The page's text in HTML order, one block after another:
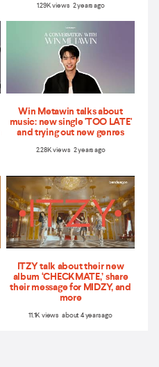
1.29K views 2 years ago
Win Metawin talks about
music: new single 'TOO LATE'
and trying out new genres
2.28K views 2 years ago
ITZY talk about their new
album ‘CHECKMATE,’ share
their message for MIDZY, and
more
11.1K views about 4 years ago